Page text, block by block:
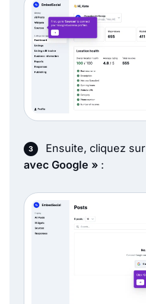
Ensuite, cliquez sur
avec Google » :